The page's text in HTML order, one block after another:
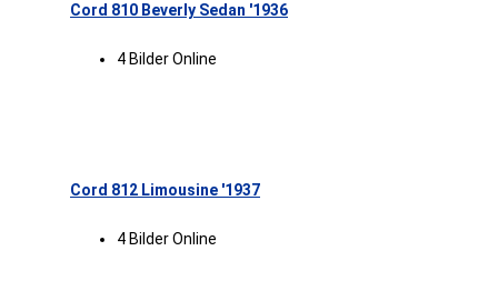
Cord 810 Beverly Sedan '1936
4 Bilder Online
Cord 812 Limousine '1937
4 Bilder Online